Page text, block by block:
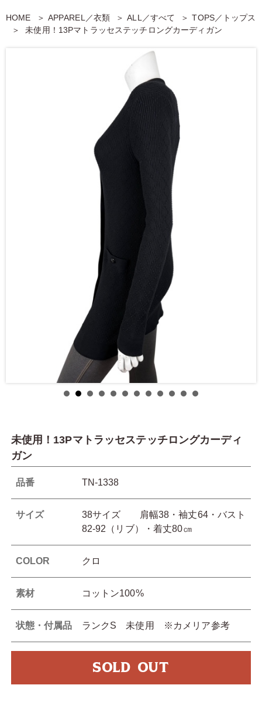
HOME APPAREL／衣類 ALL／すべて
TOPS／トップス
未使用！13Pマトラッセステッチロングカーディガン
未使用！13Pマトラッセステッチロングカーディ
ガン
品番 TN-1338
サイズ
38サイズ 肩幅38・袖丈64・バスト
82-92（リブ）・着丈80㎝
COLOR クロ
素材 コットン100%
状態・付属品 ランクS 未使用 ※カメリア参考
SOLD OUT